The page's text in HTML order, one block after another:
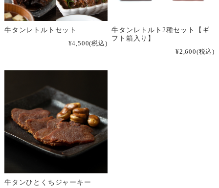
牛タンレトルトセット
¥4,500(税込)
牛タンレトルト2種セット【ギ
フト箱入り】
¥2,600(税込)
牛タンひとくちジャーキー